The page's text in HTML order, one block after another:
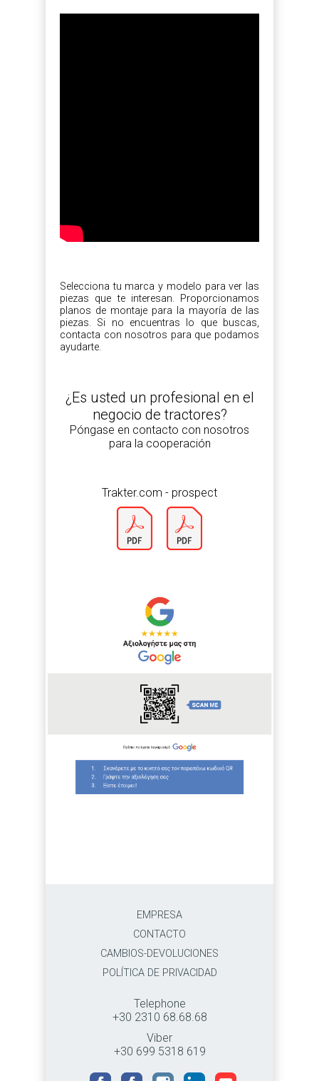
Selecciona tu marca y modelo para ver las
piezas que te interesan. Proporcionamos
planos de montaje para la mayoría de las
piezas. Si no encuentras lo que buscas,
contacta con nosotros para que podamos
ayudarte.
¿Es usted un profesional en el
negocio de tractores?
Póngase en contacto con nosotros
para la cooperación
Trakter.com - prospect
EMPRESA
CONTACTO
CAMBIOS-DEVOLUCIONES
POLÍTICA DE PRIVACIDAD
Telephone
+30 2310 68.68.68
Viber
+30 699 5318 619